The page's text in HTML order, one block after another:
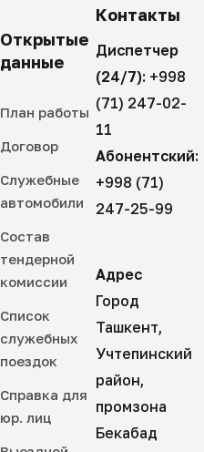
Открытые
данные
План работы
Договор
Служебные
автомобили
Состав
тендерной
комиссии
Список
служебных
поездок
Справка для
юр. лиц
Контакты
Диспетчер
(24/7): +998
(71) 247-02-
11
Абонентский:
+998 (71)
247-25-99
Адрес
Город
Ташкент,
Учтепинский
район,
промзона
Бекабад